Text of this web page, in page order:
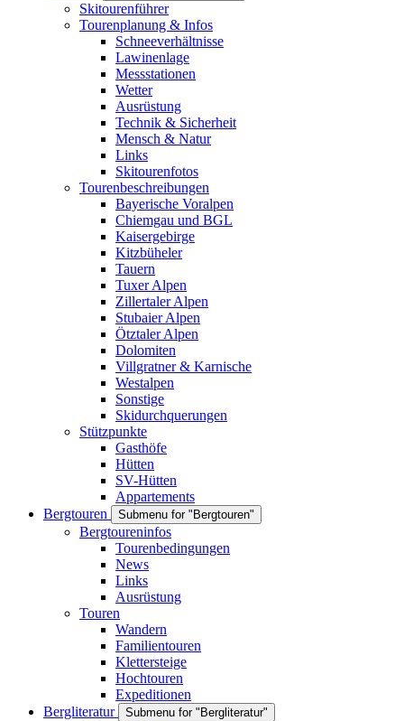
Skitourenführer
Tourenplanung & Infos
Schneeverhältnisse
Lawinenlage
Messstationen
Wetter
Ausrüstung
Technik & Sicherheit
Mensch & Natur
Links
Skitourenfotos
Tourenbeschreibungen
Bayerische Voralpen
Chiemgau und BGL
Kaisergebirge
Kitzbüheler
Tauern
Tuxer Alpen
Zillertaler Alpen
Stubaier Alpen
Ötztaler Alpen
Dolomiten
Villgratner & Karnische
Westalpen
Sonstige
Skidurchquerungen
Stützpunkte
Gasthöfe
Hütten
SV-Hütten
Appartements
Bergtouren
Submenu for "Bergtouren"
Bergtoureninfos
Tourenbedingungen
News
Links
Ausrüstung
Touren
Wandern
Familientouren
Klettersteige
Hochtouren
Expeditionen
Bergliteratur
Submenu for "Bergliteratur"